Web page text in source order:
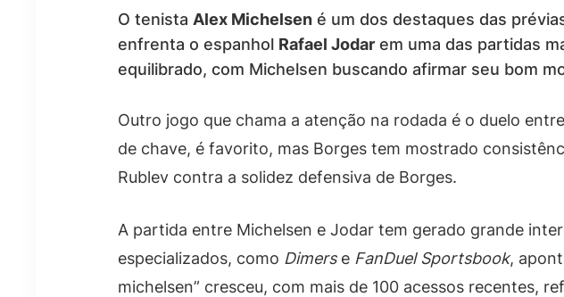
O tenista Alex Michelsen é um dos destaques das
enfrenta o espanhol Rafael Jodar em uma das partidas
equilibrado, com Michelsen buscando afirmar seu bom
Outro jogo que chama a atenção na rodada é o duelo
de chave, é favorito, mas Borges tem mostrado
Rublev contra a solidez defensiva de Borges.
A partida entre Michelsen e Jodar tem gerado grande
especializados, como Dimerse FanDuel Sportsbook,
michelsen” cresceu, com mais de 100 acessos recentes,